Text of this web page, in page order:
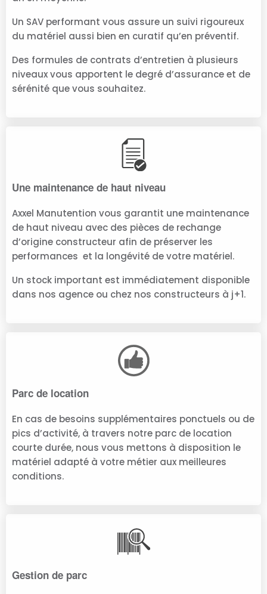
Un SAV performant vous assure un suivi rigoureux
du matériel aussi bien en curatif qu’en préventif.
Des formules de contrats d’entretien à plusieurs
niveaux vous apportent le degré d’assurance et de
sérénité que vous souhaitez.
Une maintenance de haut niveau
Axxel Manutention vous garantit une maintenance
de haut niveau avec des pièces de rechange
d’origine constructeur afin de préserver les
performances et la longévité de votre matériel.
Un stock important est immédiatement disponible
dans nos agence ou chez nos constructeurs à j+1.
Parc de location
En cas de besoins supplémentaires ponctuels ou de
pics d’activité, à travers notre parc de location
courte durée, nous vous mettons à disposition le
matériel adapté à votre métier aux meilleures
conditions.
Gestion de parc